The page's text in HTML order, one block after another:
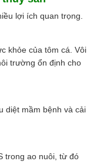
lợi ích quan trọng.
khỏe của tôm cá. Vôi
trường ổn định cho
diệt mầm bệnh và cải
trong ao nuôi, từ đó